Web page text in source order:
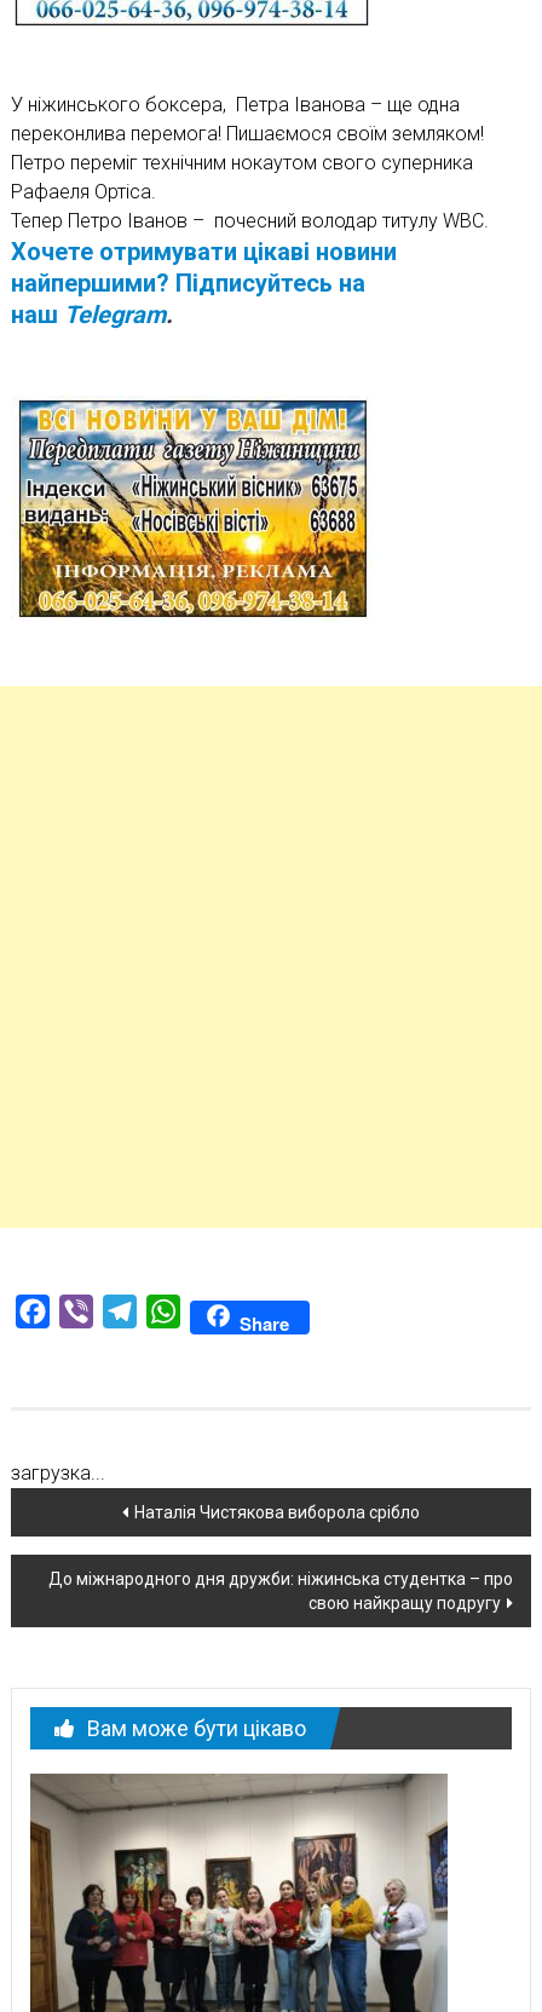
У ніжинського боксера, Петра Іванова – ще одна
переконлива перемога! Пишаємося своїм земляком!
Петро переміг технічним нокаутом свого суперника
Рафаеля Ортіса.
Тепер Петро Іванов – почесний володар титулу WBC.
Хочете отримувати цікаві новини
найпершими? Підписуйтесь на
наш Telegram.
Facebook
Viber TelegramWhatsAppShare
загрузка...
Навігація
по
новині
Наталія Чистякова виборола срібло
До міжнародного дня дружби: ніжинська студентка – про
свою найкращу подругу
Вам може бути цікаво